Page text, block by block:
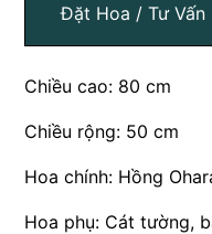
Đặt Hoa / Tư Vấn
Chiều cao: 80 cm
Chiều rộng: 50 cm
Hoa chính: Hồng
Hoa phụ: Cát tường,